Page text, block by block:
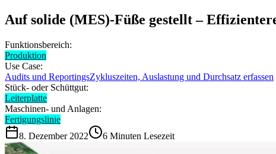
Auf solide (MES)-Füße gestellt –
Funktionsbereich:
Produktion
Use Case:
Audits und ReportingsZykluszeiten, Auslastung und Durchsatz erfassen
Stück- oder Schüttgut:
Leiterplatte
Maschinen- und Anlagen:
Fertigungslinie
8. Dezember 2022
6 Minuten Lesezeit